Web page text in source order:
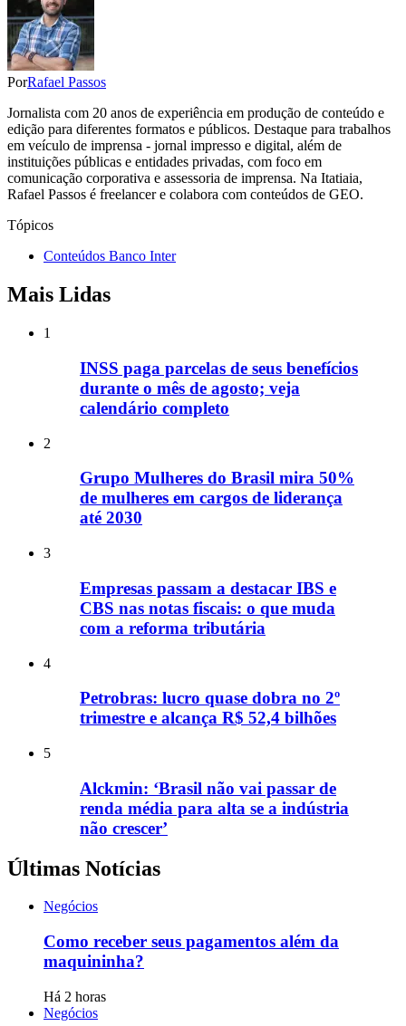
PorRafael Passos
Jornalista com 20 anos de experiência em produção de conteúdo e
edição para diferentes formatos e públicos. Destaque para trabalhos
em veículo de imprensa - jornal impresso e digital, além de
instituições públicas e entidades privadas, com foco em
comunicação corporativa e assessoria de imprensa. Na Itatiaia,
Rafael Passos é freelancer e colabora com conteúdos de GEO.
Tópicos
Conteúdos Banco Inter
Mais Lidas
1
INSS paga parcelas de seus benefícios
durante o mês de agosto; veja
calendário completo
2
Grupo Mulheres do Brasil mira 50%
de mulheres em cargos de liderança
até 2030
3
Empresas passam a destacar IBS e
CBS nas notas fiscais: o que muda
com a reforma tributária
4
Petrobras: lucro quase dobra no 2º
trimestre e alcança R$ 52,4 bilhões
5
Alckmin: ‘Brasil não vai passar de
renda média para alta se a indústria
não crescer’
Últimas Notícias
Negócios
Como receber seus pagamentos além da
maquininha?
Há 2 horas
Negócios